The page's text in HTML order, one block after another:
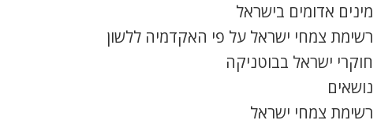
מינים אדומים בישראל
רשימת צמחי ישראל על פי האקדמיה ללשון
חוקרי ישראל בבוטניקה
נושאים
רשימת צמחי ישראל